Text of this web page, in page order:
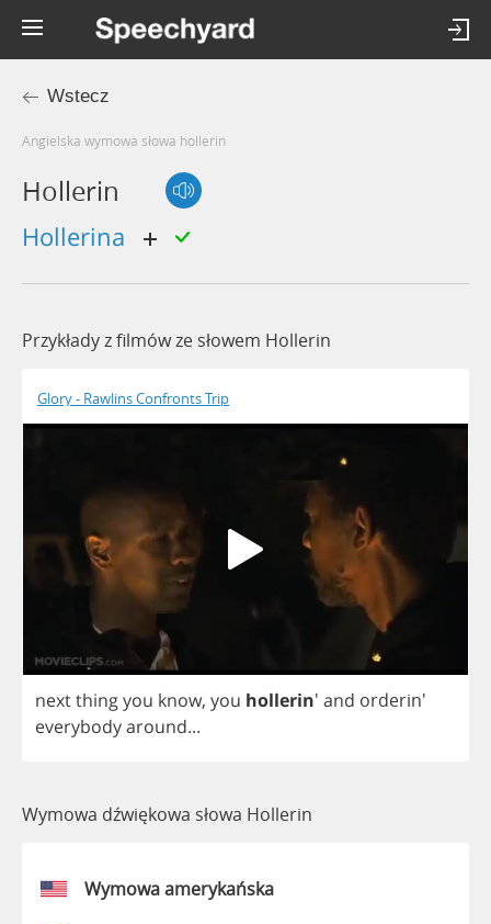
Wstecz
Angielska wymowa słowa hollerin
Hollerin
hollerina
Przykłady z filmów ze słowem Hollerin
Glory - Rawlins Confronts Trip
nextthingyou know, you hollerin' and orderin'
everybodyaround...
Wymowa dźwiękowa słowa Hollerin
Wymowa amerykańska